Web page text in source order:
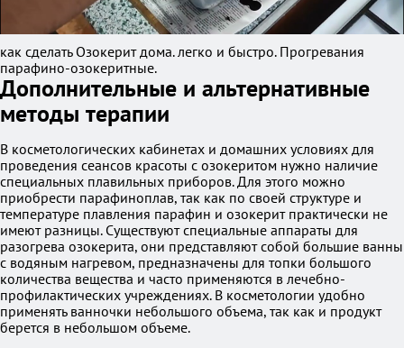
как сделать Озокерит дома. легко и быстро. Прогревания
парафино-озокеритные.
Дополнительные и альтернативные
методы терапии
В косметологических кабинетах и домашних условиях для
проведения сеансов красоты с озокеритом нужно наличие
специальных плавильных приборов. Для этого можно
приобрести парафиноплав, так как по своей структуре и
температуре плавления парафин и озокерит практически не
имеют разницы. Существуют специальные аппараты для
разогрева озокерита, они представляют собой большие ванны
с водяным нагревом, предназначены для топки большого
количества вещества и часто применяются в лечебно-
профилактических учреждениях. В косметологии удобно
применять ванночки небольшого объема, так как и продукт
берется в небольшом объеме.